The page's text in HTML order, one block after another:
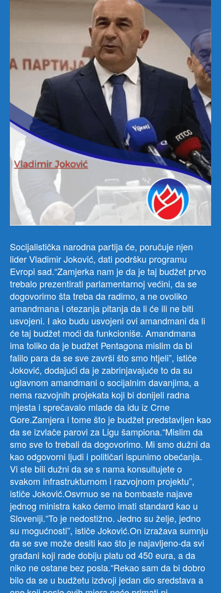
Socijalistička narodna partija će, poručuje njen
lider Vladimir Joković, dati podršku programu
Evropi sad.“Zamjerka nam je da je taj budžet prvo
trebalo prezentirati parlamentarnoj većini, da se
dogovorimo šta treba da radimo, a ne ovoliko
amandmana i otezanja pitanja da li će ili ne biti
usvojeni. I ako budu usvojeni ovi amandmani da li
će taj budžet moći da funkcioniše. Amandmana
ima toliko da je budžet Pentagona mislim da bi
falilo para da se sve završi što smo htjeli”, ističe
Joković, dodajući da je zabrinjavajuće to da su
uglavnom amandmani o socijalnim davanjima, a
nema razvojnih projekata koji bi donijeli radna
mjesta i sprečavalo mlade da idu iz Crne
Gore.Zamjera i tome što je budžet predstavljen kao
da se izvlače parovi za Ligu šampiona.“Mislim da
smo sve to trebali da dogovorimo. Mi smo dužni da
kao odgovorni ljudi i političari ispunimo obećanja.
Vi ste bili dužni da se s nama konsultujete o
svakom infrastrukturnom i razvojnom projektu”,
ističe Joković.Osvrnuo se na bombaste najave
jednog ministra kako ćemo imati standard kao u
Sloveniji.“To je nedostižno. Jedno su želje, jedno
su mogućnosti”, ističe Joković.On izražava sumnju
da se sve može desiti kao što je najavljeno-da svi
građani koji rade dobiju platu od 450 eura, a da
niko ne ostane bez posla.“Rekao sam da bi dobro
bilo da se u budžetu izdvoji jedan dio sredstava a